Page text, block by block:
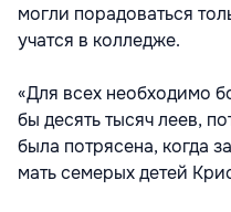
могли порадоваться
учатся в колледже.
«Для всех необходимо
бы десять тысяч леев,
была потрясена, когда
мать семерых детей